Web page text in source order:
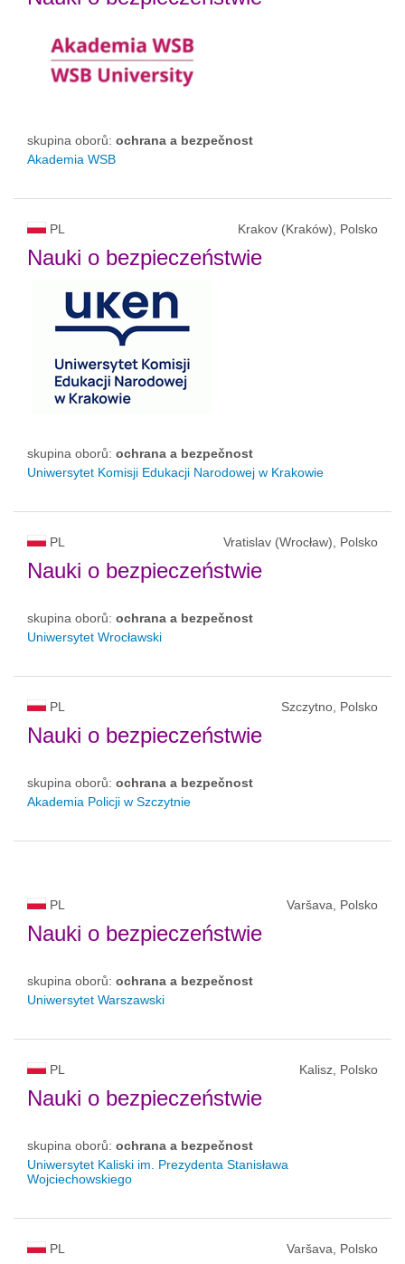
skupina oborů: ochrana a bezpečnost
Akademia WSB
PL Krakov (Kraków), Polsko
Nauki o bezpieczeństwie
skupina oborů: ochrana a bezpečnost
Uniwersytet Komisji Edukacji Narodowej w Krakowie
PL Vratislav (Wrocław), Polsko
Nauki o bezpieczeństwie
skupina oborů: ochrana a bezpečnost
Uniwersytet Wrocławski
PL Szczytno, Polsko
Nauki o bezpieczeństwie
skupina oborů: ochrana a bezpečnost
Akademia Policji w Szczytnie
PL Varšava, Polsko
Nauki o bezpieczeństwie
skupina oborů: ochrana a bezpečnost
Uniwersytet Warszawski
PL Kalisz, Polsko
Nauki o bezpieczeństwie
skupina oborů: ochrana a bezpečnost
Uniwersytet Kaliski im. Prezydenta Stanisława
Wojciechowskiego
PL Varšava, Polsko